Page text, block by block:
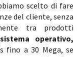
scelto di fare
del cliente, senza
tra prodotti
sistema operativo,
fino a 30 Mega, se